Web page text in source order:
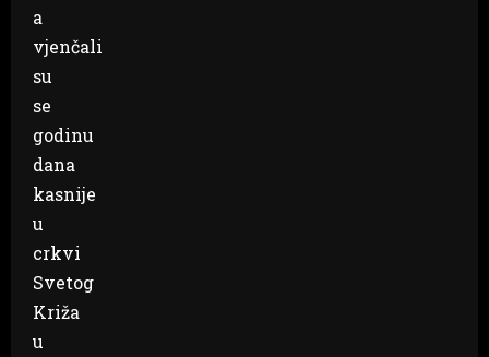
a
vjenčali
su
se
godinu
dana
kasnije
u
crkvi
Svetog
Križa
u